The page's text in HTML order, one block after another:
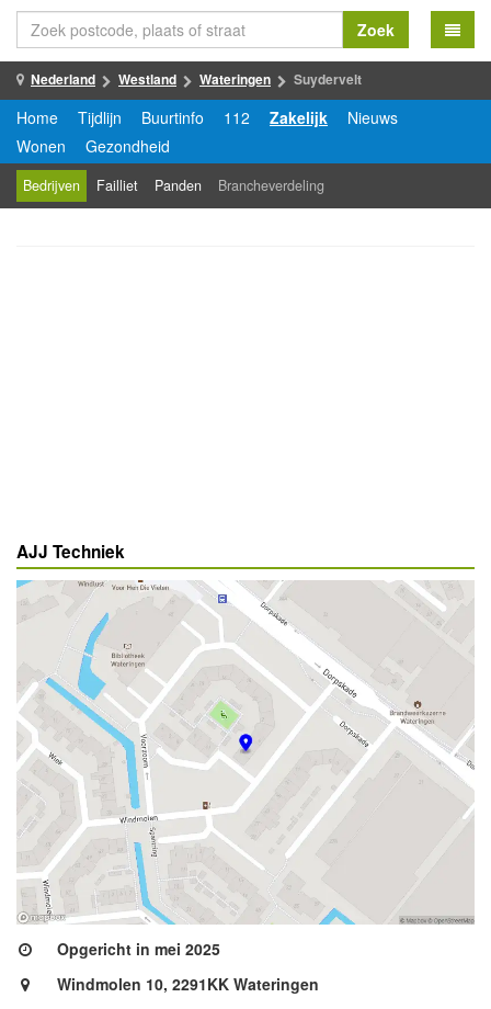
Zoek
Nederland Westland Wateringen Suydervelt
Home Tijdlijn Buurtinfo 112 Zakelijk
Nieuws
Wonen
Gezondheid
Bedrijven Failliet Panden Brancheverdeling
AJJ Techniek
Opgericht in mei 2025
Windmolen 10, 2291KK Wateringen